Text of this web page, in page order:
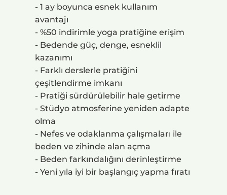
- 1 ay boyunca esnek kullanım
avantajı
- %50 indirimle yoga pratiğine erişim
- Bedende güç, denge, esneklil
kazanımı
- Farklı derslerle pratiğini
çeşitlendirme imkanı
- Pratiği sürdürülebilir hale getirme
- Stüdyo atmosferine yeniden adapte
olma
- Nefes ve odaklanma çalışmaları ile
beden ve zihinde alan açma
- Beden farkındalığını derinleştirme
- Yeni yıla iyi bir başlangıç yapma fıratı